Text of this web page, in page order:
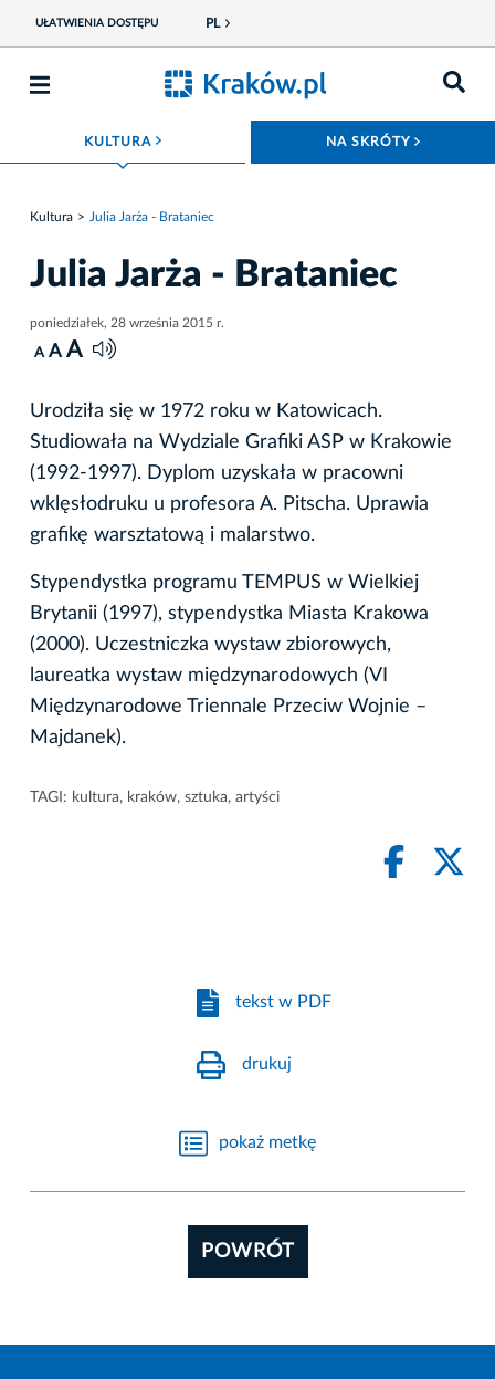
UŁATWIENIA DOSTĘPU PL
KULTURA ROZWIŃ MENU NA SKRÓTY
Kultura Julia Jarża - Brataniec
Julia Jarża - Brataniec
poniedziałek, 28 września 2015 r.
A A A
Urodziła się w 1972 roku w Katowicach.
Studiowała na Wydziale Grafiki ASP w Krakowie
(1992-1997). Dyplom uzyskała w pracowni
wklęsłodruku u profesora A. Pitscha. Uprawia
grafikę warsztatową i malarstwo.
Stypendystka programu TEMPUS w Wielkiej
Brytanii (1997), stypendystka Miasta Krakowa
(2000). Uczestniczka wystaw zbiorowych,
laureatka wystaw międzynarodowych (VI
Międzynarodowe Triennale Przeciw Wojnie –
Majdanek).
TAGI: kultura, kraków, sztuka, artyści
tekst w PDF
drukuj
pokaż metkę
POWRÓT